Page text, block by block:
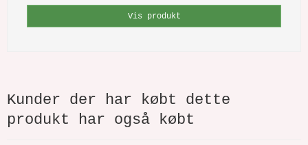
Vis produkt
Kunder der har købt dette
produkt har også købt